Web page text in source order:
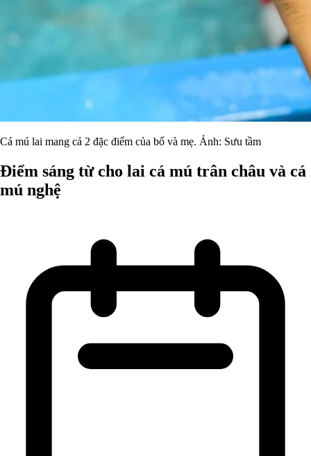
Cá mú lai mang cả 2 đặc điểm của bố và mẹ. Ảnh: Sưu tầm
Điểm sáng từ cho lai cá mú trân châu và cá
mú nghệ